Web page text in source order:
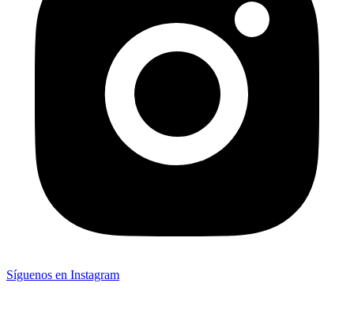
Síguenos en Instagram